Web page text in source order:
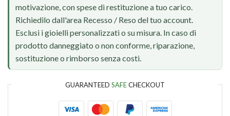
motivazione, con spese di restituzione a tuo carico.
Richiedilo dall'area Recesso / Reso del tuo account.
Esclusi i gioielli personalizzati o su misura. In caso di
prodotto danneggiato o non conforme, riparazione,
sostituzione o rimborso senza costi.
GUARANTEED SAFECHECKOUT